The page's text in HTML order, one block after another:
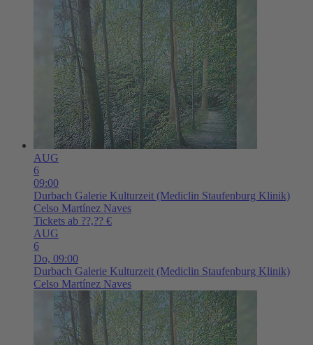
AUG
6
09:00
Durbach Galerie Kulturzeit (Mediclin Staufenburg Klinik)
Celso Martínez Naves
Tickets ab ??,?? €
AUG
6
Do, 09:00
Durbach Galerie Kulturzeit (Mediclin Staufenburg Klinik)
Celso Martínez Naves